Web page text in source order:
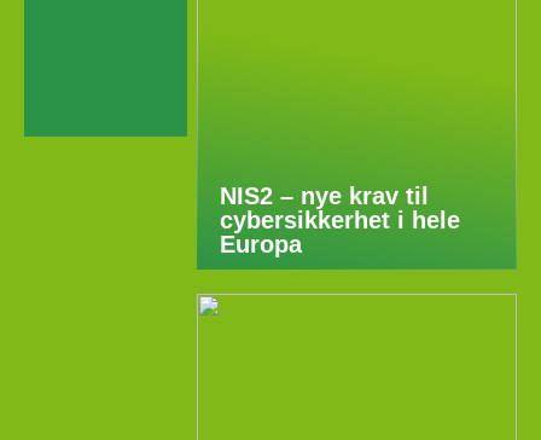
NIS2 – nye krav til
cybersikkerhet i hele
Europa